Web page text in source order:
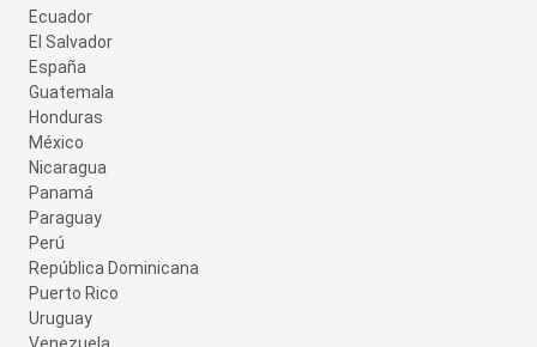
Ecuador
El Salvador
España
Guatemala
Honduras
México
Nicaragua
Panamá
Paraguay
Perú
República Dominicana
Puerto Rico
Uruguay
Venezuela